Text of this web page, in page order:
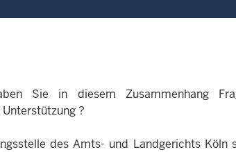
Sie in diesem Zusammenhang
?
des Amts- und Landgerichts Köln